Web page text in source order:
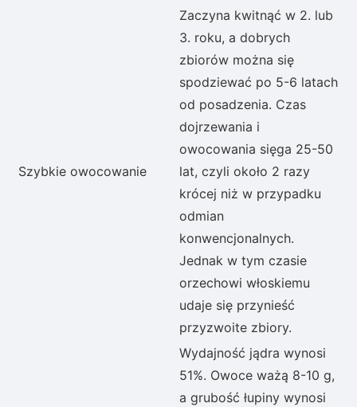
Szybkie owocowanie
Zaczyna kwitnąć w 2. lub
3. roku, a dobrych
zbiorów można się
spodziewać po 5-6 latach
od posadzenia. Czas
dojrzewania i
owocowania sięga 25-50
lat, czyli około 2 razy
krócej niż w przypadku
odmian
konwencjonalnych.
Jednak w tym czasie
orzechowi włoskiemu
udaje się przynieść
przyzwoite zbiory.
Wydajność jądra wynosi
51%. Owoce ważą 8-10 g,
a grubość łupiny wynosi